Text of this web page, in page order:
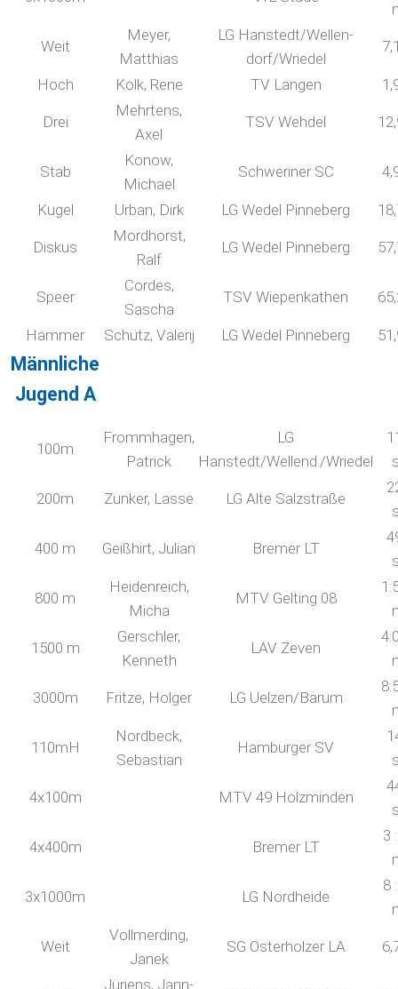
Weit
Meyer,
Matthias
LG Hanstedt/Wellen-
dorf/Wriedel
Hoch Kolk, Rene TV Langen
Drei
Mehrtens,
Axel
TSV Wehdel
Stab
Konow,
Michael
Schweriner SC
Kugel Urban, Dirk LG Wedel Pinneberg
Diskus
Mordhorst,
Ralf
LG Wedel Pinneberg
Speer
Cordes,
Sascha
TSV Wiepenkathen
Hammer Schütz, Valerij LG Wedel Pinneberg
Männliche
Jugend A
100m
Frommhagen,
Patrick
LG
Hanstedt/Wellend./Wriedel
200m Zunker, Lasse LG Alte Salzstraße
400 m Geißhirt, Julian Bremer LT
800 m
Heidenreich,
Micha
MTV Gelting 08
1500 m
Gerschler,
Kenneth
LAV Zeven
3000m Fritze, Holger LG Uelzen/Barum
110mH
Nordbeck,
Sebastian
Hamburger SV
4x100m MTV 49 Holzminden
4x400m Bremer LT
3
3x1000m LG Nordheide
8
Weit
Vollmerding,
Janek
SG Osterholzer LA
Jürjens, Jann-